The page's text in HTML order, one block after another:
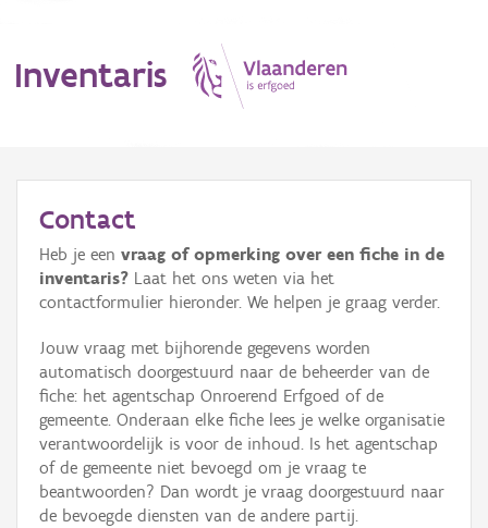
Inventaris
Erfgoedobject
Aanduidingsobject
Waarneming
Thema
Gebeurtenis
Persoon of collectief
Contact
Heb je een vraag of opmerking over een fiche in de
inventaris? Laat het ons weten via het
contactformulier hieronder. We helpen je graag verder.
Jouw vraag met bijhorende gegevens worden
automatisch doorgestuurd naar de beheerder van de
fiche: het agentschap Onroerend Erfgoed of de
gemeente. Onderaan elke fiche lees je welke organisatie
verantwoordelijk is voor de inhoud. Is het agentschap
of de gemeente niet bevoegd om je vraag te
beantwoorden? Dan wordt je vraag doorgestuurd naar
de bevoegde diensten van de andere partij.